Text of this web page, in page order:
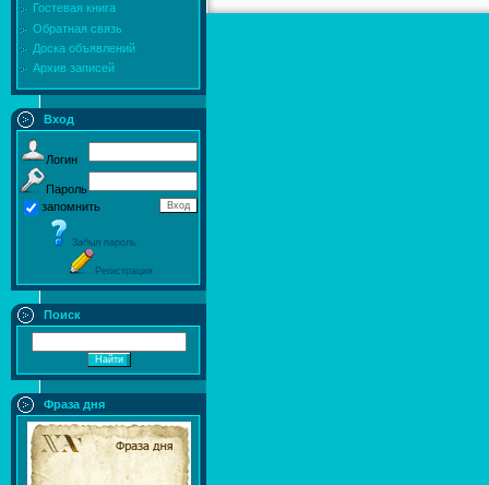
Гостевая книга
Обратная связь
Доска объявлений
Архив записей
Вход
Логин
Пароль
запомнить
Забыл пароль
Регистрация
Поиск
Фраза дня